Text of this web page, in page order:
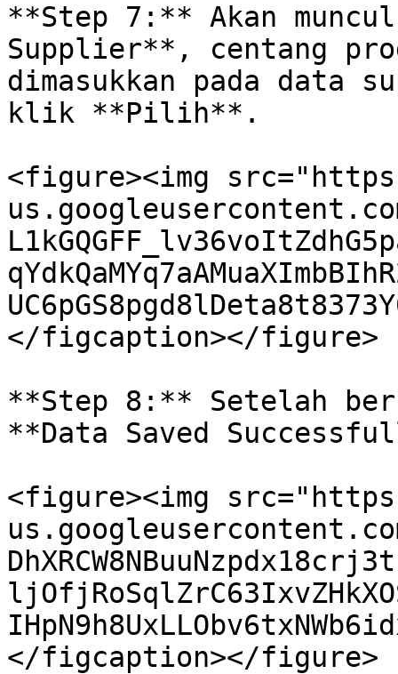
**Step 7:** Akan
Supplier**, centang
dimasukkan pada data
klik **Pilih**.
<figure><img
</figcaption></figure>
**Step 8:** Setelah
**Data Saved
<figure><img
us.googleusercontent.com/
</figcaption></figure>